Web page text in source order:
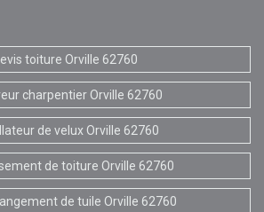
toiture Orville 62760
charpentier Orville 62760
de velux Orville 62760
de toiture Orville 62760
de tuile Orville 62760